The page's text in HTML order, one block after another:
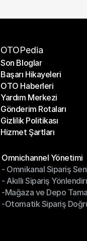
OTOPedia
Son Bloglar
Son Bloglar
Başarı Hikayeleri
Başarı Hikayeleri
OTO Haberleri
OTO Haberleri
Yardım Merkezi
Yardım Merkezi
Gönderim Rotaları
Gönderim Rotaları
Gizlilik Politikası
Gizlilik Politikası
Hizmet Şartları
Omnichannel Yönetimi
Omnichannel Yönetimi
- Omnikanal Sipariş
- Omnikanal Sipariş
- Akıllı Sipariş
- Akıllı Sipariş
-Mağaza ve Depo
-Mağaza ve Depo
-Otomatik Sipariş